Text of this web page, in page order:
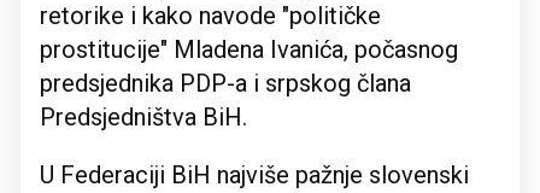
retorike i kako navode "političke
prostitucije" Mladena Ivanića, počasnog
predsjednika PDP-a i srpskog člana
Predsjedništva BiH.
U Federaciji BiH najviše pažnje slovenski